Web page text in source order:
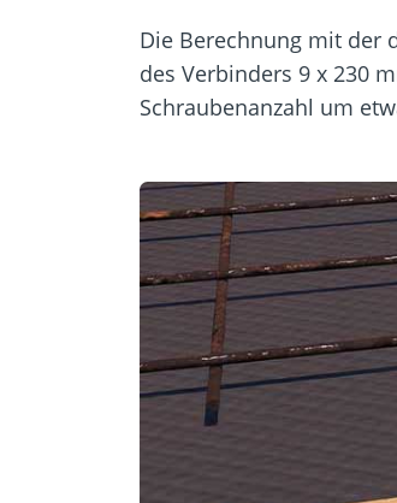
Die Berechnung mit der
des Verbinders 9 x 230
Schraubenanzahl um